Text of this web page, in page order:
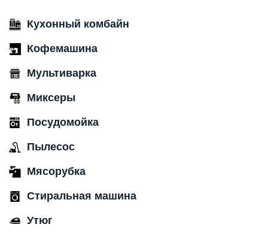
Кухонный комбайн
Кофемашина
Мультиварка
Миксеры
Посудомойка
Пылесос
Мясорубка
Стиральная машина
Утюг